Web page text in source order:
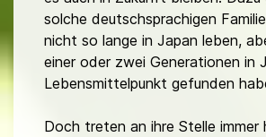
solche deutschsprachigen
nicht so lange in Japan leben,
einer oder zwei Generationen in
Lebensmittelpunkt gefunden
Doch treten an ihre Stelle immer